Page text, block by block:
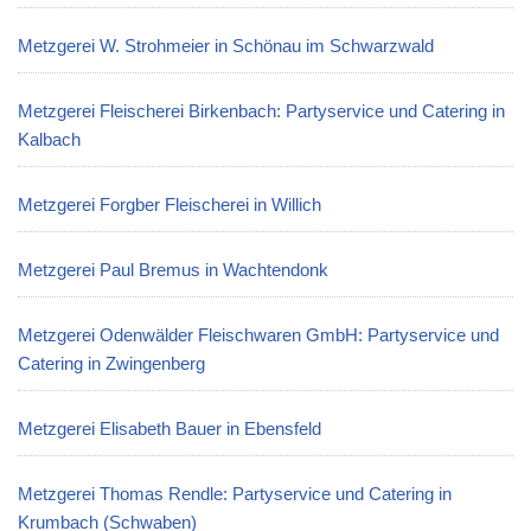
Metzgerei W. Strohmeier in Schönau im Schwarzwald
Metzgerei Fleischerei Birkenbach: Partyservice und Catering in
Kalbach
Metzgerei Forgber Fleischerei in Willich
Metzgerei Paul Bremus in Wachtendonk
Metzgerei Odenwälder Fleischwaren GmbH: Partyservice und
Catering in Zwingenberg
Metzgerei Elisabeth Bauer in Ebensfeld
Metzgerei Thomas Rendle: Partyservice und Catering in
Krumbach (Schwaben)